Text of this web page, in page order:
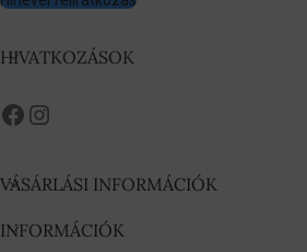
HIVATKOZÁSOK
VÁSÁRLÁSI INFORMÁCIÓK
INFORMÁCIÓK